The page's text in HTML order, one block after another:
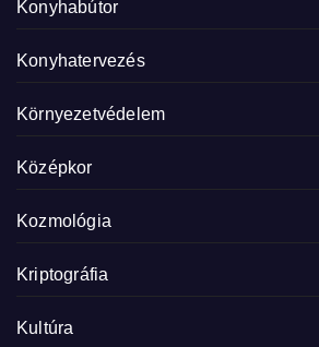
Konyhabútor
Konyhatervezés
Környezetvédelem
Középkor
Kozmológia
Kriptográfia
Kultúra